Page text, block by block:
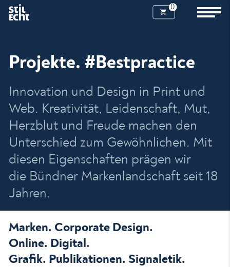
0
Projekte. #Bestpractice
Innovation und Design in Print und
Web. Kreativität, Leidenschaft, Mut,
Herzblut und Freude machen den
Unterschied zum Gewöhnlichen. Mit
diesen Eigenschaften prägen wir
die Bündner Markenlandschaft seit 18
Jahren.
Marken. Corporate Design.
Online. Digital.
Grafik. Publikationen. Signaletik.